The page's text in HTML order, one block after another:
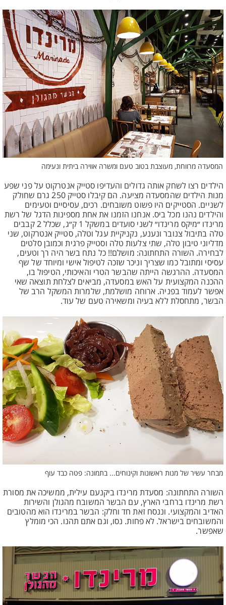
המסעדה מרווחת, מעוצבת בטוב טעם ומשרה אווירה ביתית ונעימה
הילדים רצו לשחק אותה גדולים והעדיפו סטייק אנטרקוט על פני שפע
מנות הילדים שהמסעדה מציעה. הם קיבלו סטייק 250 גרם שחולק
לשניים. הסטייקים היו פשוט משובחים. רכים, עסיסיים וטעימים
והילדים נהנו מכל ביס. אנחנו הזמנו את אחת מספינות הדגל של רשת
מרינדו ״מיקס מרינדו״ לשני סועדים במשקל 1 ק״ג, שכלל 2 קבבים
טלה בתיבול צנובר ונענע, נקניקיית עגל וטלה, סטייק אנטרקוט, שני
מדליוני טיבון טלה, שתי צלעות טלה וסטייק פרגית וכמובן סלטים
לבחירה. השורה התחתונה: מושלם!! כל נתח בשר היה רך וטעים,
עסיסי ומתובל כמו שצריך וניכר שזכה לטיפול אישי ומיוחד של שף
המסעדה. ההרגשה הייתה שהבשר הטרי והאיכותי, הטיפול בו,
ההכנה המקצועית על האש במסעדה, מביאים לצלחת תוצאה שאי
אפשר לעמוד בפניה. ארוחה מושלמת, שלמרות המשקל הרב של
הבשר, מתחסלת ללא בעיה ומשאירה טעם של עוד.
מבחר עשיר של מנות ראשונות וקינוחים... בתמונה: פטה כבד עוף
השורה התחתונה: מסעדת מרינדו ביקנעם עילית, ממשיכה את מסורת
רשת מרינדו ברחבי הארץ, עם הבשר המשובח מהגולן והשירות
האדיב והמקצועי. וננסח זאת חד וחלק: הבשר במרינדו הוא מהטובים
והמשובחים בישראל. לא פחות. נסו, וגם אתם תהנו. הכי מומלץ
שאפשר.